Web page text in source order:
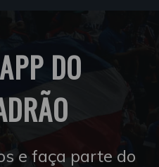
DO
e faça parte do